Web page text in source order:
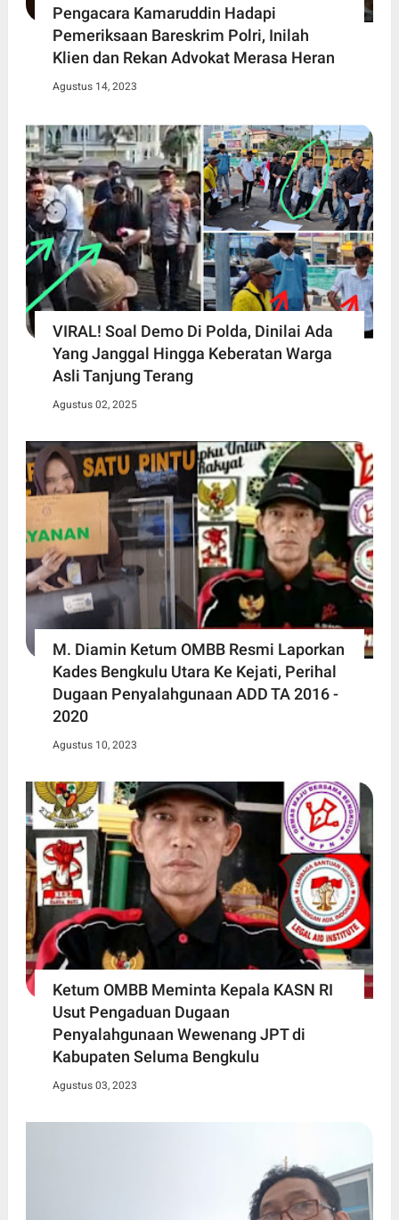
Pengacara Kamaruddin Hadapi
Pemeriksaan Bareskrim Polri, Inilah
Klien dan Rekan Advokat Merasa Heran
Agustus 14, 2023
VIRAL! Soal Demo Di Polda, Dinilai Ada
Yang Janggal Hingga Keberatan Warga
Asli Tanjung Terang
Agustus 02, 2025
M. Diamin Ketum OMBB Resmi Laporkan
Kades Bengkulu Utara Ke Kejati, Perihal
Dugaan Penyalahgunaan ADD TA 2016 -
2020
Agustus 10, 2023
Ketum OMBB Meminta Kepala KASN RI
Usut Pengaduan Dugaan
Penyalahgunaan Wewenang JPT di
Kabupaten Seluma Bengkulu
Agustus 03, 2023